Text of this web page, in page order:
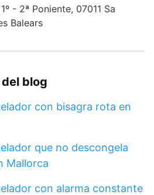
- 2ª Poniente, 07011 Sa
Balears
blog
con bisagra rota en
que no descongela
Mallorca
con alarma constante